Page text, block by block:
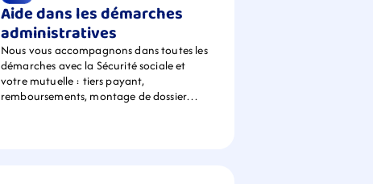
Aide dans les démarches
administratives
Nous vous accompagnons dans toutes les
démarches avec la Sécurité sociale et
votre mutuelle : tiers payant,
remboursements, montage de dossier…